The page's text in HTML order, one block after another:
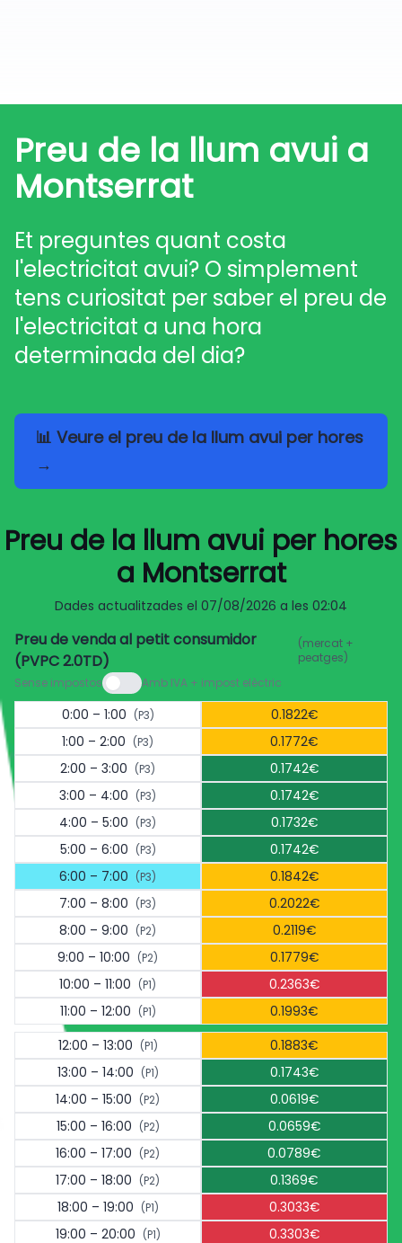
Preu de la llum avui a
Montserrat
Et preguntes quant costa
l'electricitat avui? O simplement
tens curiositat per saber el preu de
l'electricitat a una hora
determinada del dia?
📊 Veure el preu de la llum avui per hores
→
Preu de la llum avui per hores
a Montserrat
Dades actualitzades el 07/08/2026 a les 02:04
Preu de venda al petit consumidor
(PVPC 2.0TD)
(mercat +
peatges)
Sense impostos
Amb IVA + impost elèctric
0:00 – 1:00 (P3)
0.1822€
1:00 – 2:00 (P3)
0.1772€
2:00 – 3:00 (P3)
0.1742€
3:00 – 4:00 (P3)
0.1742€
4:00 – 5:00 (P3)
0.1732€
5:00 – 6:00 (P3)
0.1742€
6:00 – 7:00 (P3)
0.1842€
7:00 – 8:00 (P3)
0.2022€
8:00 – 9:00 (P2)
0.2119€
9:00 – 10:00 (P2)
0.1779€
10:00 – 11:00 (P1)
0.2363€
11:00 – 12:00 (P1)
0.1993€
12:00 – 13:00 (P1)
0.1883€
13:00 – 14:00 (P1)
0.1743€
14:00 – 15:00 (P2)
0.0619€
15:00 – 16:00 (P2)
0.0659€
16:00 – 17:00 (P2)
0.0789€
17:00 – 18:00 (P2)
0.1369€
18:00 – 19:00 (P1)
0.3033€
19:00 – 20:00 (P1)
0.3303€